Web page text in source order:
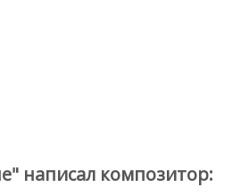
написал композитор: